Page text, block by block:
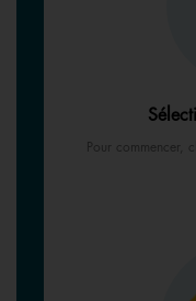
Pour commencer,